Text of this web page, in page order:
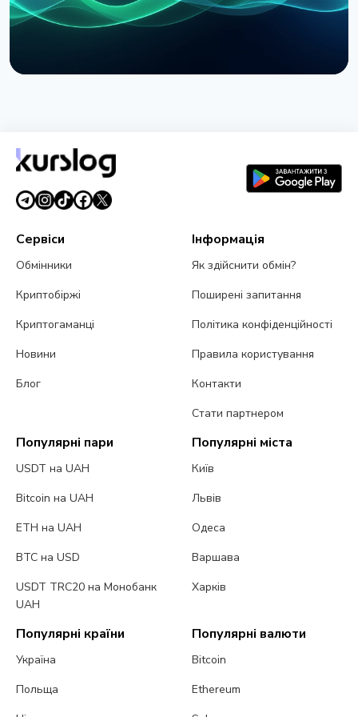
30 липня 2026 р.4 хв читання
Сервіси
Обмінники
Криптобіржі
Криптогаманці
Новини
Блог
Інформація
Як здійснити обмін?
Поширені запитання
Політика конфіденційності
Правила користування
Контакти
Стати партнером
Популярні пари
USDT на UAH
Bitcoin на UAH
ETH на UAH
BTC на USD
USDT TRC20 на Монобанк
UAH
Популярні міста
Київ
Львів
Одеса
Варшава
Харків
Популярні країни
Україна
Польща
Популярні валюти
Bitcoin
Ethereum